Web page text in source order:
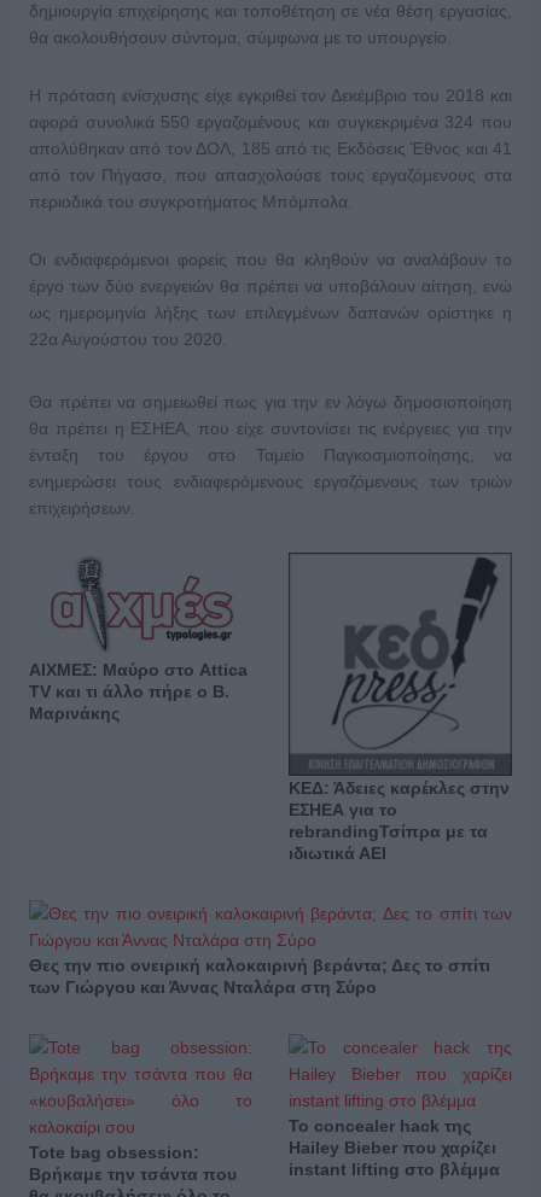
δημιουργία επιχείρησης και τοποθέτηση σε νέα θέση εργασίας,
θα ακολουθήσουν σύντομα, σύμφωνα με το υπουργείο.
Η πρόταση ενίσχυσης είχε εγκριθεί τον Δεκέμβριο του 2018 και
αφορά συνολικά 550 εργαζομένους και συγκεκριμένα 324 που
απολύθηκαν από τον ΔΟΛ, 185 από τις Εκδόσεις Έθνος και 41
από τον Πήγασο, που απασχολούσε τους εργαζόμενους στα
περιοδικά του συγκροτήματος Μπόμπολα.
Οι ενδιαφερόμενοι φορείς που θα κληθούν να αναλάβουν το
έργο των δύο ενεργειών θα πρέπει να υποβάλουν αίτηση, ενώ
ως ημερομηνία λήξης των επιλεγμένων δαπανών ορίστηκε η
22α Αυγούστου του 2020.
Θα πρέπει να σημειωθεί πως για την εν λόγω δημοσιοποίηση
θα πρέπει η ΕΣΗΕΑ, που είχε συντονίσει τις ενέργειες για την
ένταξη του έργου στο Ταμείο Παγκοσμιοποίησης, να
ενημερώσει τους ενδιαφερόμενους εργαζόμενους των τριών
επιχειρήσεων.
ΑΙΧΜΕΣ: Μαύρο στο Attica
TV και τι άλλο πήρε ο Β.
Μαρινάκης
ΚΕΔ: Άδειες καρέκλες στην
ΕΣΗΕΑ για το
rebrandingΤσίπρα με τα
ιδιωτικά ΑΕΙ
Θες την πιο ονειρική καλοκαιρινή βεράντα; Δες το σπίτι
των Γιώργου και Άννας Νταλάρα στη Σύρο
Tote bag obsession:
Βρήκαμε την τσάντα που
Το concealer hack της
Hailey Bieber που χαρίζει
instant lifting στο βλέμμα